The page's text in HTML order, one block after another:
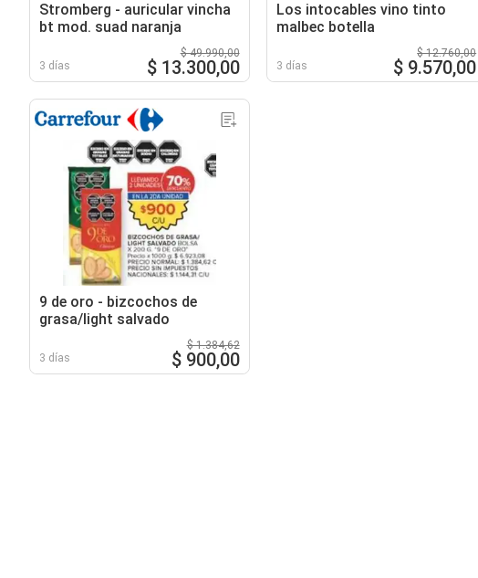
Stromberg - auricular vincha
bt mod. suad naranja
3 días
$ 49.990,00
$ 13.300,00
Los intocables vino tinto
malbec botella
3 días
$ 12.760,00
$ 9.570,00
9 de oro - bizcochos de
grasa/light salvado
3 días
$ 1.384,62
$ 900,00